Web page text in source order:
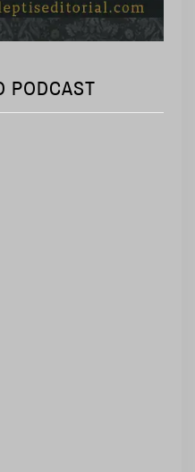
PODCAST